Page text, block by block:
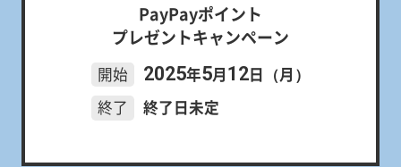
PayPayポイント
プレゼントキャンペーン
開始 2025年5月12日（月）
終了
終了日未定